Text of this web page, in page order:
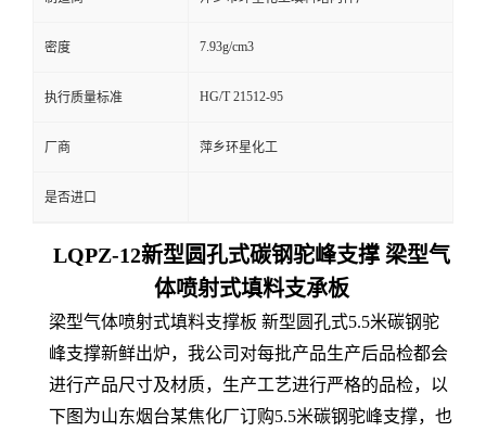
密度 7.93g/cm3
执行质量标准 HG/T 21512-95
厂商 萍乡环星化工
是否进口
LQPZ-12新型圆孔式碳钢驼峰支撑 梁型气
体喷射式填料支承板
梁型气体喷射式填料支撑板 新型圆孔式5.5米碳钢驼
峰支撑新鲜出炉，我公司对每批产品生产后品检都会
进行产品尺寸及材质，生产工艺进行严格的品检，以
下图为山东烟台某焦化厂订购5.5米碳钢驼峰支撑，也